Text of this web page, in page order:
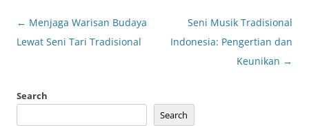
Post
navigation
← Menjaga Warisan Budaya
Lewat Seni Tari Tradisional
Seni Musik Tradisional
Indonesia: Pengertian dan
Keunikan →
Search
Search